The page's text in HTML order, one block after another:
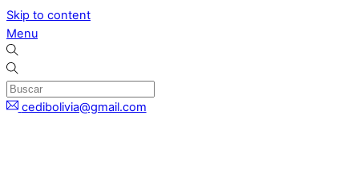
Skip to content
Menu
cedibolivia@gmail.com